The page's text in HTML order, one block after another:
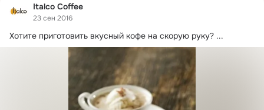
Italco Coffee
23 сен 2016
Хотите приготовить вкусный кофе на скорую руку? ...